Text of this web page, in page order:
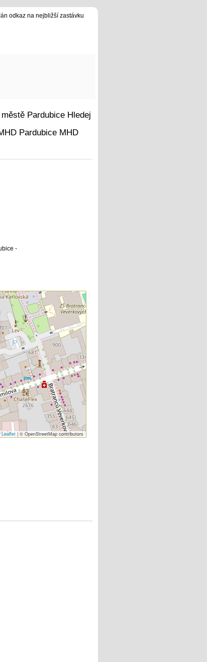
odkaz na nejbližší zastávku
Hledej
MHD
Leaflet | © OpenStreetMap contributors